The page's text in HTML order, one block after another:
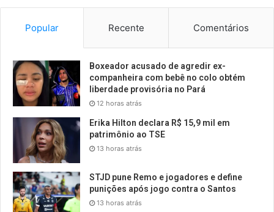
Popular Recente Comentários
Boxeador acusado de agredir ex-
companheira com bebê no colo obtém
liberdade provisória no Pará
12 horas atrás
Erika Hilton declara R$ 15,9 mil em
patrimônio ao TSE
13 horas atrás
STJD pune Remo e jogadores e define
punições após jogo contra o Santos
13 horas atrás